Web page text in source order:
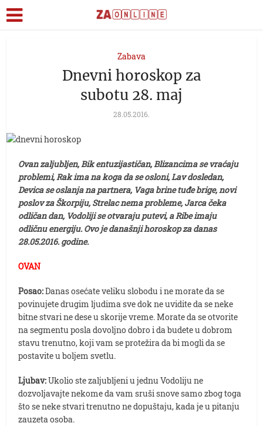
Zabava
Dnevni horoskop za
subotu 28. maj
28.05.2016.
Ovan zaljubljen, Bik entuzijastičan, Blizancima se vraćaju
problemi, Rak ima na koga da se osloni, Lav dosledan,
Devica se oslanja na partnera, Vaga brine tuđe brige, novi
poslov za Škorpiju, Strelac nema probleme, Jarca čeka
odličan dan, Vodoliji se otvaraju putevi, a Ribe imaju
odličnu energiju. Ovo je današnji horoskop za danas
28.05.2016. godine.
OVAN
Posao:Danas osećate veliku slobodu i ne morate da se
povinujete drugim ljudima sve dok ne uvidite da se neke
bitne stvari ne dese u skorije vreme. Morate da se otvorite
na segmentu posla dovoljno dobro i da budete u dobrom
stavu trenutno, koji vam se protežira da bi mogli da se
postavite u boljem svetlu.
Ljubav:Ukolio ste zaljubljeni u jednu Vodoliju ne
dozvoljavajte nekome da vam sruši snove samo zbog toga
što se neke stvari trenutno ne dopuštaju, kada je u pitanju
zauzeta osoba.